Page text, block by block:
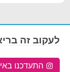
לעקוב זה
התעדכנו